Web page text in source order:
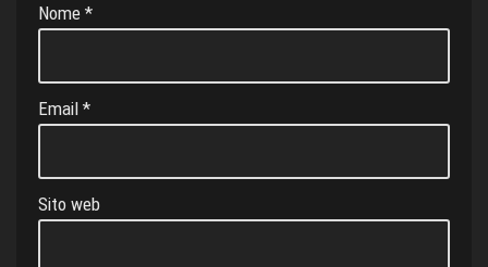
t
e
Nome *
Email *
Sito web